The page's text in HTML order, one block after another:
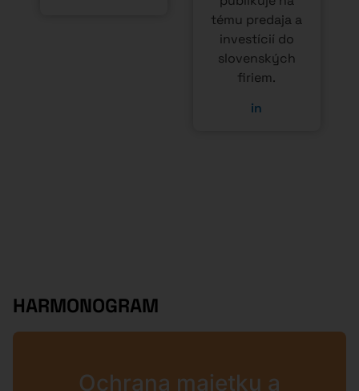
Ochrana majetku a
podnikania – Slovensko
alebo zahraničie?